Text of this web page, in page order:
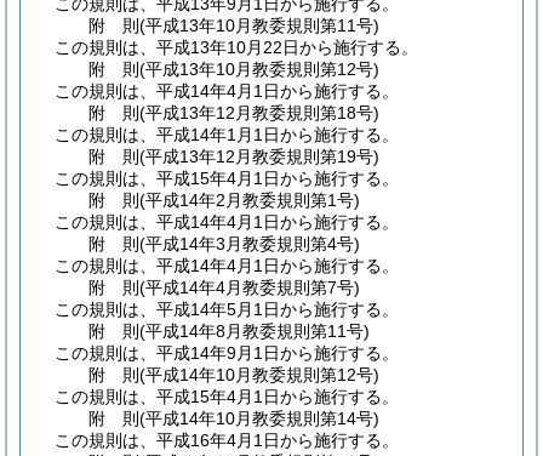
附 則(平成13年10月教委規則第11号)
この規則は、平成13年10月22日から施行する。
附 則(平成13年10月教委規則第12号)
この規則は、平成14年4月1日から施行する。
附 則(平成13年12月教委規則第18号)
この規則は、平成14年1月1日から施行する。
附 則(平成13年12月教委規則第19号)
この規則は、平成15年4月1日から施行する。
附 則(平成14年2月教委規則第1号)
この規則は、平成14年4月1日から施行する。
附 則(平成14年3月教委規則第4号)
この規則は、平成14年4月1日から施行する。
附 則(平成14年4月教委規則第7号)
この規則は、平成14年5月1日から施行する。
附 則(平成14年8月教委規則第11号)
この規則は、平成14年9月1日から施行する。
附 則(平成14年10月教委規則第12号)
この規則は、平成15年4月1日から施行する。
附 則(平成14年10月教委規則第14号)
この規則は、平成16年4月1日から施行する。